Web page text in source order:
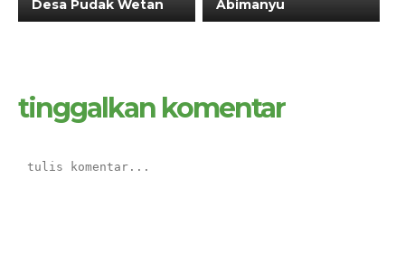
Desa Pudak Wetan
Abimanyu
tinggalkan komentar